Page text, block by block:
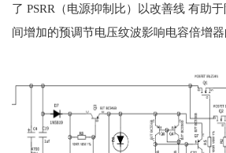
了 PSRR（电源抑制比）以改善线 有助
间增加的预调节电压纹波影响电容倍增器